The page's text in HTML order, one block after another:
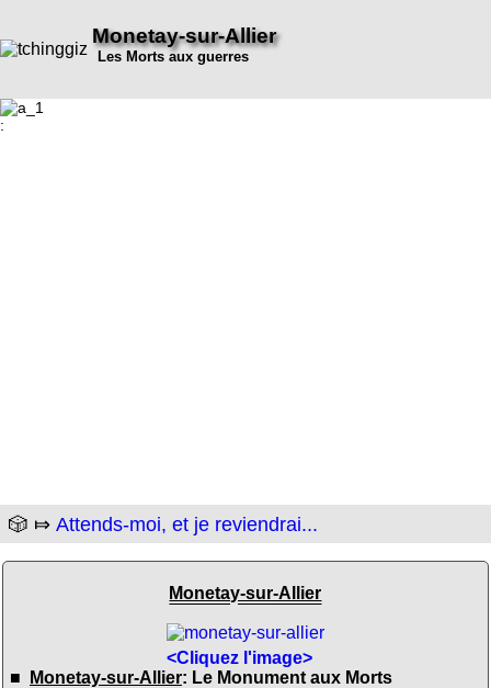
Monetay-sur-Allier
Les Morts aux guerres
:
🎲 ⤇ Attends-moi, et je reviendrai...
Monetay-sur-Allier
<Cliquez l'image>
■
Monetay-sur-Allier: Le Monument aux Morts